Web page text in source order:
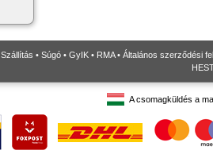
Szállítás • Súgó • GyIK • RMA• Általános szerződési
A csomagküldés a